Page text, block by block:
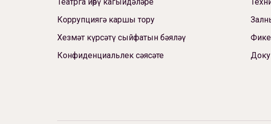
Коррупциягә каршы тору
Хезмәт күрсәтү сыйфатын бәяләү
Конфиденциальлек сәясәте